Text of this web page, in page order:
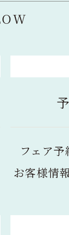
フェア
お客様情